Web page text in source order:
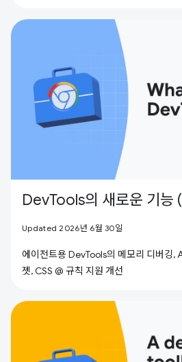
DevTools의 새로운 기
Updated 2026년 6월 30일
에이전트용 DevTools의 메모리 디버깅,
젯, CSS @ 규칙 지원 개선